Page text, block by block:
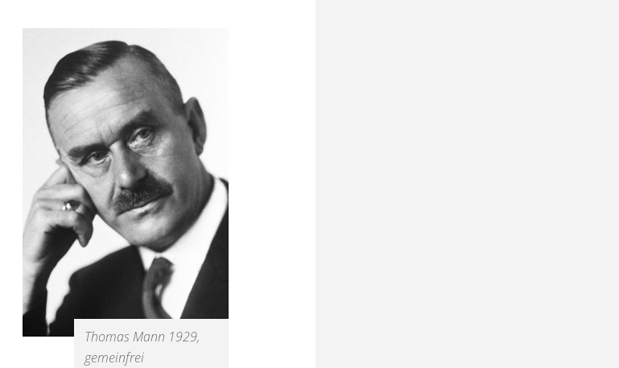
Thomas Mann 1929,
gemeinfrei